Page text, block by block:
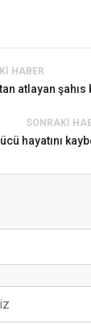
HABER
atlayan
SONRAKI
hayatını